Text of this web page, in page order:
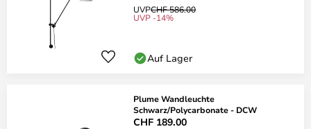
UVPCHF 586.00
UVP -14%
Auf Lager
Plume Wandleuchte
Schwarz/Polycarbonate - DCW
CHF 189.00